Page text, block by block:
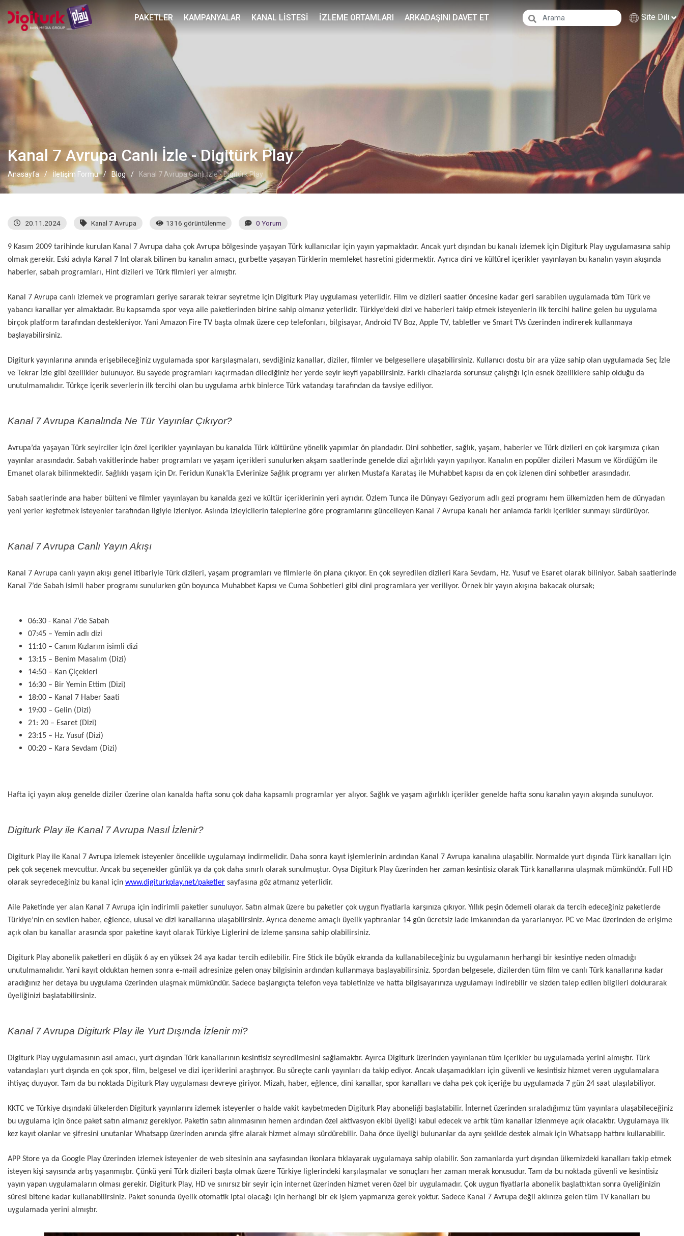
PAKETLER KAMPANYALAR KANAL LISTESI İZLEME ORTAMLARI ARKADAŞINI DAVET ET Site Dili
Kanal 7 Avrupa Canlı İzle - Digitürk Play
Anasayfa İletişim Formu Blog Kanal 7 Avrupa Canlı İzle - Digitürk Play
20.11.2024 Kanal 7 Avrupa 1316 görüntülenme 0 Yorum
9 Kasım 2009 tarihinde kurulan Kanal 7 Avrupa daha çok Avrupa bölgesinde yaşayan Türk kullanıcılar için yayın yapmaktadır. Ancak yurt dışından bu kanalı izlemek için Digiturk Play uygulamasına sahip
olmak gerekir. Eski adıyla Kanal 7 Int olarak bilinen bu kanalın amacı, gurbette yaşayan Türklerin memleket hasretini gidermektir. Ayrıca dini ve kültürel içerikler yayınlayan bu kanalın yayın akışında
haberler, sabah programları, Hint dizileri ve Türk filmleri yer almıştır.
Kanal 7 Avrupa canlı izlemek ve programları geriye sararak tekrar seyretme için Digiturk Play uygulaması yeterlidir. Film ve dizileri saatler öncesine kadar geri sarabilen uygulamada tüm Türk ve
yabancı kanallar yer almaktadır. Bu kapsamda spor veya aile paketlerinden birine sahip olmanız yeterlidir. Türkiye’deki dizi ve haberleri takip etmek isteyenlerin ilk tercihi haline gelen bu uygulama
birçok platform tarafından destekleniyor. Yani Amazon Fire TV başta olmak üzere cep telefonları, bilgisayar, Android TV Boz, Apple TV, tabletler ve Smart TVs üzerinden indirerek kullanmaya
başlayabilirsiniz.
Digiturk yayınlarına anında erişebileceğiniz uygulamada spor karşılaşmaları, sevdiğiniz kanallar, diziler, filmler ve belgesellere ulaşabilirsiniz. Kullanıcı dostu bir ara yüze sahip olan uygulamada Seç İzle
ve Tekrar İzle gibi özellikler bulunuyor. Bu sayede programları kaçırmadan dilediğiniz her yerde seyir keyfi yapabilirsiniz. Farklı cihazlarda sorunsuz çalıştığı için esnek özelliklere sahip olduğu da
unutulmamalıdır. Türkçe içerik severlerin ilk tercihi olan bu uygulama artık binlerce Türk vatandaşı tarafından da tavsiye ediliyor.
Kanal 7 Avrupa Kanalında Ne Tür Yayınlar Çıkıyor?
Avrupa’da yaşayan Türk seyirciler için özel içerikler yayınlayan bu kanalda Türk kültürüne yönelik yapımlar ön plandadır. Dini sohbetler, sağlık, yaşam, haberler ve Türk dizileri en çok karşımıza çıkan
yayınlar arasındadır. Sabah vakitlerinde haber programları ve yaşam içerikleri sunulurken akşam saatlerinde genelde dizi ağırlıklı yayın yapılıyor. Kanalın en popüler dizileri Masum ve Kördüğüm ile
Emanet olarak bilinmektedir. Sağlıklı yaşam için Dr. Feridun Kunak’la Evlerinize Sağlık programı yer alırken Mustafa Karataş ile Muhabbet kapısı da en çok izlenen dini sohbetler arasındadır.
Sabah saatlerinde ana haber bülteni ve filmler yayınlayan bu kanalda gezi ve kültür içeriklerinin yeri ayrıdır. Özlem Tunca ile Dünyayı Geziyorum adlı gezi programı hem ülkemizden hem de dünyadan
yeni yerler keşfetmek isteyenler tarafından ilgiyle izleniyor. Aslında izleyicilerin taleplerine göre programlarını güncelleyen Kanal 7 Avrupa kanalı her anlamda farklı içerikler sunmayı sürdürüyor.
Kanal 7 Avrupa Canlı Yayın Akışı
Kanal 7 Avrupa canlı yayın akışı genel itibariyle Türk dizileri, yaşam programları ve filmlerle ön plana çıkıyor. En çok seyredilen dizileri Kara Sevdam, Hz. Yusuf ve Esaret olarak biliniyor. Sabah saatlerinde
Kanal 7’de Sabah isimli haber programı sunulurken gün boyunca Muhabbet Kapısı ve Cuma Sohbetleri gibi dini programlara yer veriliyor. Örnek bir yayın akışına bakacak olursak;
06:30 - Kanal 7’de Sabah
07:45 – Yemin adlı dizi
11:10 – Canım Kızlarım isimli dizi
13:15 – Benim Masalım (Dizi)
14:50 – Kan Çiçekleri
16:30 – Bir Yemin Ettim (Dizi)
18:00 – Kanal 7 Haber Saati
19:00 – Gelin (Dizi)
21: 20 – Esaret (Dizi)
23:15 – Hz. Yusuf (Dizi)
00:20 – Kara Sevdam (Dizi)
Hafta içi yayın akışı genelde diziler üzerine olan kanalda hafta sonu çok daha kapsamlı programlar yer alıyor. Sağlık ve yaşam ağırlıklı içerikler genelde hafta sonu kanalın yayın akışında sunuluyor.
Digiturk Play ile Kanal 7 Avrupa Nasıl İzlenir?
Digiturk Play ile Kanal 7 Avrupa izlemek isteyenler öncelikle uygulamayı indirmelidir. Daha sonra kayıt işlemlerinin ardından Kanal 7 Avrupa kanalına ulaşabilir. Normalde yurt dışında Türk kanalları için
pek çok seçenek mevcuttur. Ancak bu seçenekler günlük ya da çok daha sınırlı olarak sunulmuştur. Oysa Digiturk Play üzerinden her zaman kesintisiz olarak Türk kanallarına ulaşmak mümkündür. Full HD
olarak seyredeceğiniz bu kanal için www.digiturkplay.net/paketler sayfasına göz atmanız yeterlidir.
Aile Paketinde yer alan Kanal 7 Avrupa için indirimli paketler sunuluyor. Satın almak üzere bu paketler çok uygun fiyatlarla karşınıza çıkıyor. Yıllık peşin ödemeli olarak da tercih edeceğiniz paketlerde
Türkiye’nin en sevilen haber, eğlence, ulusal ve dizi kanallarına ulaşabilirsiniz. Ayrıca deneme amaçlı üyelik yaptıranlar 14 gün ücretsiz iade imkanından da yararlanıyor. PC ve Mac üzerinden de erişime
açık olan bu kanallar arasında spor paketine kayıt olarak Türkiye Liglerini de izleme şansına sahip olabilirsiniz.
Digiturk Play abonelik paketleri en düşük 6 ay en yüksek 24 aya kadar tercih edilebilir. Fire Stick ile büyük ekranda da kullanabileceğiniz bu uygulamanın herhangi bir kesintiye neden olmadığı
unutulmamalıdır. Yani kayıt olduktan hemen sonra e-mail adresinize gelen onay bilgisinin ardından kullanmaya başlayabilirsiniz. Spordan belgesele, dizilerden tüm film ve canlı Türk kanallarına kadar
aradığınız her detaya bu uygulama üzerinden ulaşmak mümkündür. Sadece başlangıçta telefon veya tabletinize ve hatta bilgisayarınıza uygulamayı indirebilir ve sizden talep edilen bilgileri doldurarak
üyeliğinizi başlatabilirsiniz.
Kanal 7 Avrupa Digiturk Play ile Yurt Dışında İzlenir mi?
Digiturk Play uygulamasının asıl amacı, yurt dışından Türk kanallarının kesintisiz seyredilmesini sağlamaktır. Ayırca Digiturk üzerinden yayınlanan tüm içerikler bu uygulamada yerini almıştır. Türk
vatandaşları yurt dışında en çok spor, film, belgesel ve dizi içeriklerini araştırıyor. Bu süreçte canlı yayınları da takip ediyor. Ancak ulaşamadıkları için güvenli ve kesintisiz hizmet veren uygulamalara
ihtiyaç duyuyor. Tam da bu noktada Digiturk Play uygulaması devreye giriyor. Mizah, haber, eğlence, dini kanallar, spor kanalları ve daha pek çok içeriğe bu uygulamada 7 gün 24 saat ulaşılabiliyor.
KKTC ve Türkiye dışındaki ülkelerden Digiturk yayınlarını izlemek isteyenler o halde vakit kaybetmeden Digiturk Play aboneliği başlatabilir. İnternet üzerinden sıraladığımız tüm yayınlara ulaşabileceğiniz
bu uygulama için önce paket satın almanız gerekiyor. Paketin satın alınmasının hemen ardından özel aktivasyon ekibi üyeliği kabul edecek ve artık tüm kanallar izlenmeye açık olacaktır. Uygulamaya ilk
kez kayıt olanlar ve şifresini unutanlar Whatsapp üzerinden anında şifre alarak hizmet almayı sürdürebilir. Daha önce üyeliği bulunanlar da aynı şekilde destek almak için Whatsapp hattını kullanabilir.
APP Store ya da Google Play üzerinden izlemek isteyenler de web sitesinin ana sayfasından ikonlara tıklayarak uygulamaya sahip olabilir. Son zamanlarda yurt dışından ülkemizdeki kanalları takip etmek
isteyen kişi sayısında artış yaşanmıştır. Çünkü yeni Türk dizileri başta olmak üzere Türkiye liglerindeki karşılaşmalar ve sonuçları her zaman merak konusudur. Tam da bu noktada güvenli ve kesintisiz
yayın yapan uygulamaların olması gerekir. Digiturk Play, HD ve sınırsız bir seyir için internet üzerinden hizmet veren özel bir uygulamadır. Çok uygun fiyatlarla abonelik başlattıktan sonra üyeliğinizin
süresi bitene kadar kullanabilirsiniz. Paket sonunda üyelik otomatik iptal olacağı için herhangi bir ek işlem yapmanıza gerek yoktur. Sadece Kanal 7 Avrupa değil aklınıza gelen tüm TV kanalları bu
uygulamada yerini almıştır.